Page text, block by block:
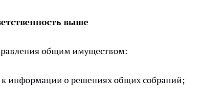
выше
общим имуществом:
информации о решениях общих собраний;